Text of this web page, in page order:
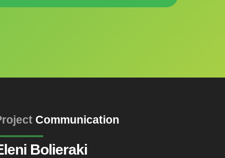
Communication
Bolieraki